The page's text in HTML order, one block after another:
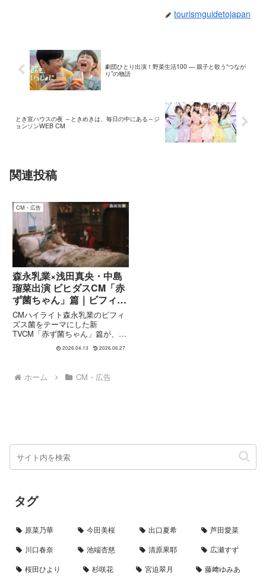
tourismguidetojapan
劇団ひとり出演！野菜生活100 — 親子と歌う“つなが
り”の物語
とき宣ハウスの夜 ～ときめきは、毎日の中にある～ジ
ョンソンWEB CM
関連投稿
CM・広告
森永乳業×浅田真央・中島
瑠菜出演 ビヒダスCM「赤
ず菌ちゃん」篇｜ビフィズ
ス菌の魅力
CMハイライト森永乳業のビフィ
ズス菌をテーマにした新
TVCM「赤ず菌ちゃん」篇が、
始されました。本CMには、ビフ
さん、赤ず菌ちゃん役として中島
瑠菜さんが出演。さらに、お笑い
2026.04.13 2026.06.27
ホーム CM・広告
タグ
原菜乃華 今田美桜 出口夏希
芦田愛菜
川口春奈
池端杏慈 清原果耶
広瀬すず
桜田ひより
杉咲花 宮迫翠月
藤﨑ゆみあ